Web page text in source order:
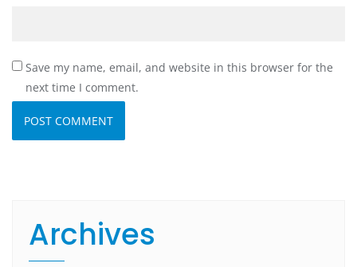
Save my name, email, and website in this browser for the
next time I comment.
Archives